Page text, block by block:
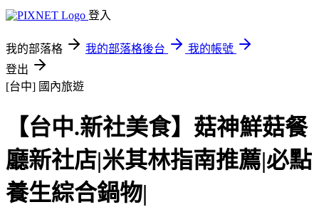
登入
我的部落格 我的部落格後台
我的帳號
登出
[台中] 國內旅遊
【台中.新社美食】菇神鮮菇餐
廳新社店|米其林指南推薦|必點
養生綜合鍋物|